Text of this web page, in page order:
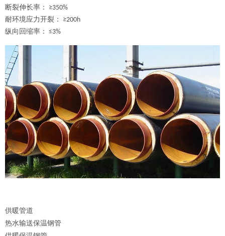
断裂伸长率：
≥350%
耐环境应力开裂：
≥200h
纵向回缩率： ≤3%
供暖管道
热水输送保温钢管